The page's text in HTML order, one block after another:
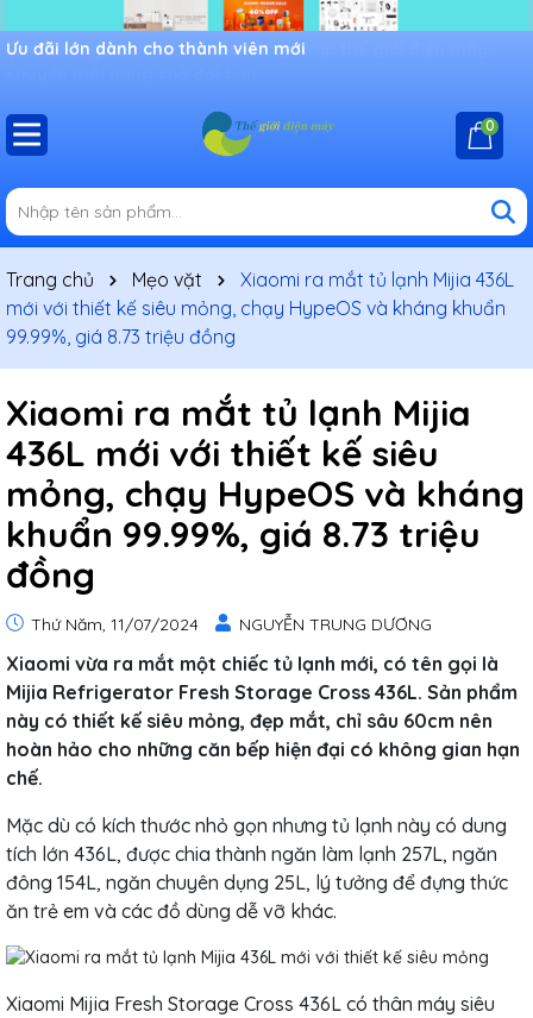
Ưu đãi lớn dành cho thành viên mới
0
Trang chủ Mẹo vặt
Xiaomi ra mắt tủ lạnh Mijia 436L
mới với thiết kế siêu mỏng, chạy HypeOS và kháng khuẩn
99.99%, giá 8.73 triệu đồng
Xiaomi ra mắt tủ lạnh Mijia
436L mới với thiết kế siêu
mỏng, chạy HypeOS và kháng
khuẩn 99.99%, giá 8.73 triệu
đồng
Thứ Năm, 11/07/2024 NGUYỄN TRUNG DƯƠNG
Xiaomi vừa ra mắt một chiếc tủ lạnh mới, có tên gọi là
Mijia Refrigerator Fresh Storage Cross 436L. Sản phẩm
này có thiết kế siêu mỏng, đẹp mắt, chỉ sâu 60cm nên
hoàn hảo cho những căn bếp hiện đại có không gian hạn
chế.
Mặc dù có kích thước nhỏ gọn nhưng tủ lạnh này có dung
tích lớn 436L, được chia thành ngăn làm lạnh 257L, ngăn
đông 154L, ngăn chuyên dụng 25L, lý tưởng để đựng thức
ăn trẻ em và các đồ dùng dễ vỡ khác.
Xiaomi Mijia Fresh Storage Cross 436L có thân máy siêu